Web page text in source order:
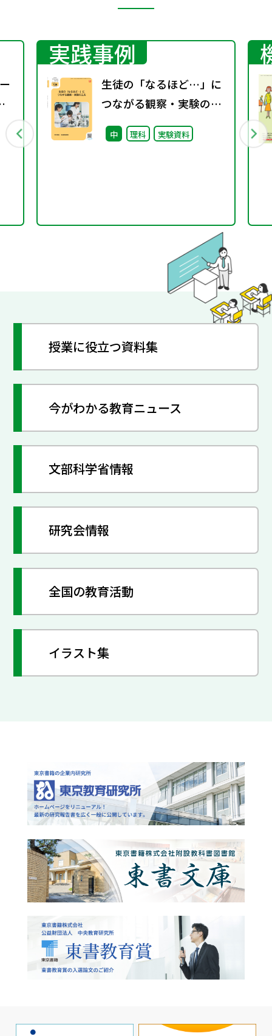
実践事例
生徒の「なるほど…」に
つながる観察・実験の工
夫（特別課題129）
中 理科 実験資料
授業に役立つ資料集
今がわかる教育ニュース
文部科学省情報
研究会情報
全国の教育活動
イラスト集